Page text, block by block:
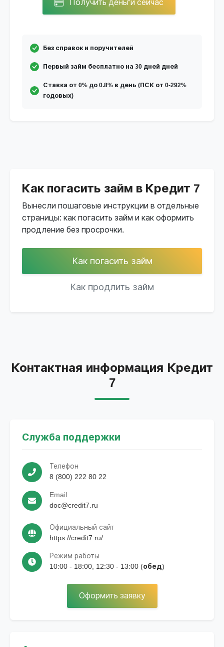
Получить деньги сейчас
Без справок и поручителей
Первый займ бесплатно на 30 дней дней
Ставка от 0% до 0.8% в день (ПСК от 0-292%
годовых)
Как погасить займ в Кредит 7
Вынесли пошаговые инструкции в отдельные
страницы: как погасить займ и как оформить
продление без просрочки.
Как погасить займ
Как продлить займ
Контактная информация Кредит
7
Служба поддержки
Телефон
8 (800) 222 80 22
Email
doc@credit7.ru
Официальный сайт
https://credit7.ru/
Режим работы
10:00 - 18:00, 12:30 - 13:00 (обед)
Оформить заявку